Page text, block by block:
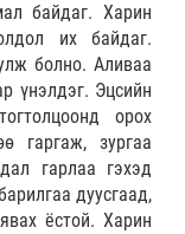
байдаг. Харин
их байдаг.
болно. Аливаа
үнэлдэг. Эцсийн
орох
гаргаж, зургаа
гарлаа гэхэд
дуусгаад,
ёстой. Харин